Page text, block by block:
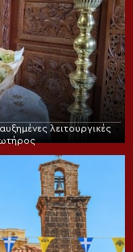
λειτουργικές